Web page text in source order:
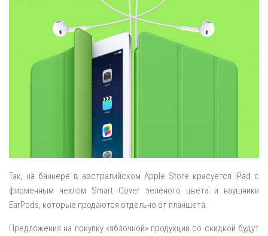
Так, на баннере в австралийском Apple Store красуется iPad с
фирменным чехлом Smart Cover зелёного цвета и наушники
EarPods, которые продаются отдельно от планшета.
Предложения на покупку «яблочной» продукции со скидкой будут